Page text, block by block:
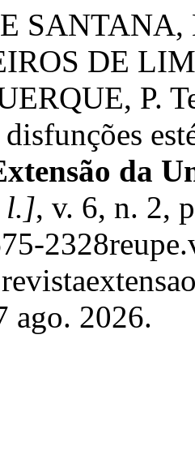
DE
P.
da
l.], v. 6, n. 2,
ago. 2026.